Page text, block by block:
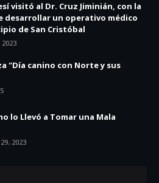
visitó al Dr. Cruz Jiminián, con la
desarrollar un operativo médico
de San Cristóbal
"Día canino con Norte y sus
lo Llevó a Tomar una Mala
2023